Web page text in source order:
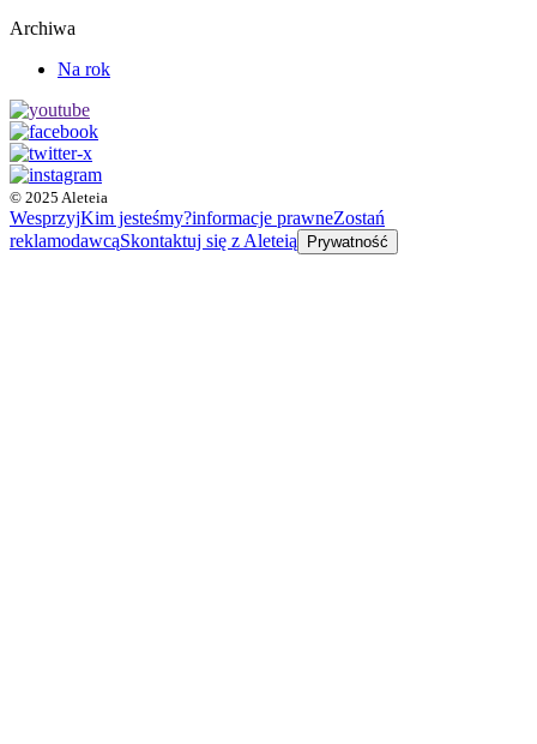
Archiwa
Na rok
© 2025 Aleteia
WesprzyjKim jesteśmy?informacje prawneZostań
reklamodawcąSkontaktuj się z Aleteią Prywatność